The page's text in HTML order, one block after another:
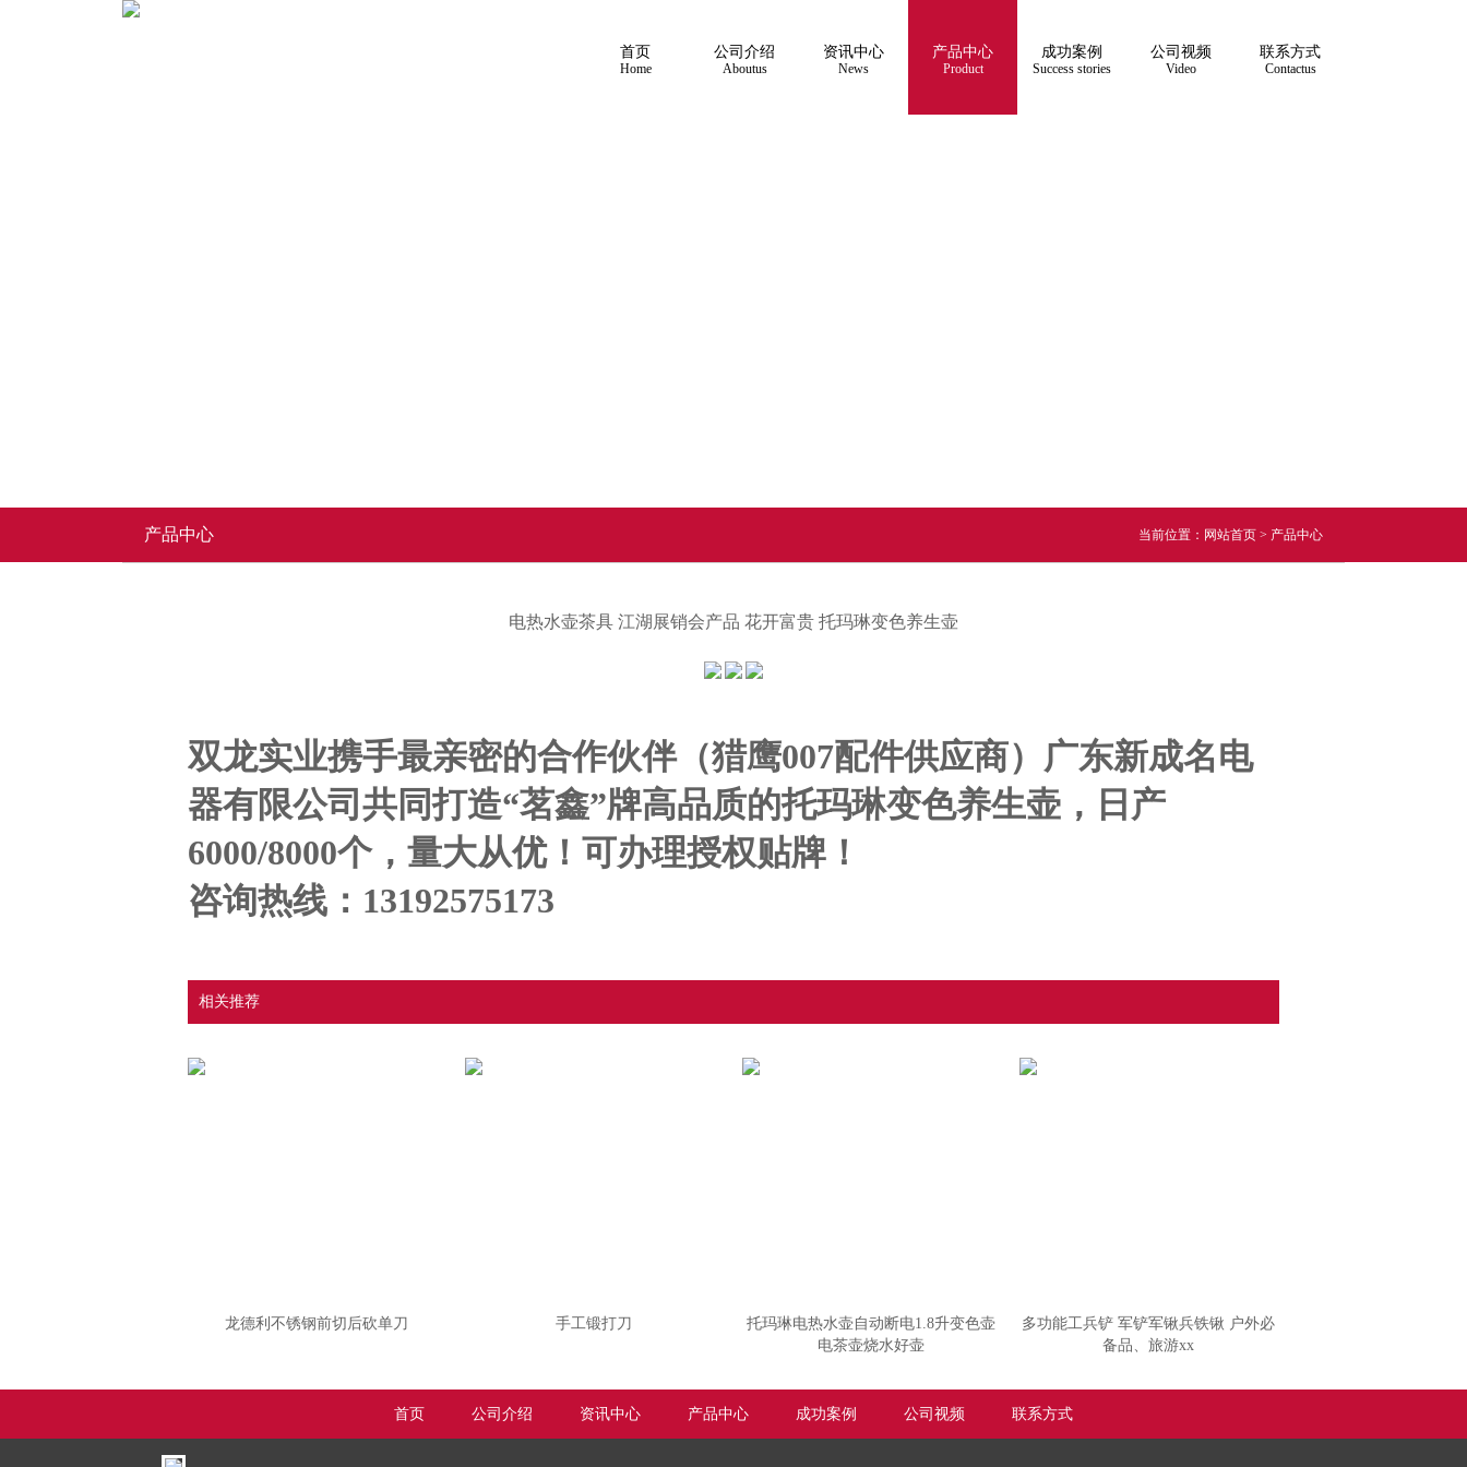
首页
Home
公司介绍
Aboutus
资讯中心
News
产品中心
Product
成功案例
Success stories
公司视频
Video
联系方式
Contactus
产品中心 当前位置： 网站首页 > 产品中心
电热水壶茶具 江湖展销会产品 花开富贵 托玛琳变色养生壶
双龙实业携手最亲密的合作伙伴（猎鹰007配件供应商）广东新成名电
器有限公司共同打造“茗鑫”牌高品质的托玛琳变色养生壶，日产
6000/8000个，量大从优！可办理授权贴牌！
咨询热线：13192575173
相关推荐
龙德利不锈钢前切后砍单刀 手工锻打刀
托玛琳电热水壶自动断电1.8升变色壶
电茶壶烧水好壶
多功能工兵铲 军铲军锹兵铁锹 户外必
备品、旅游xx
首页 公司介绍 资讯中心 产品中心 成功案例 公司视频 联系方式